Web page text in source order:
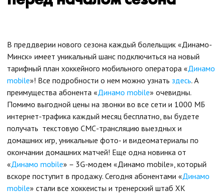
В преддверии нового сезона каждый болельщик «Динамо-
Минск» имеет уникальный шанс подключиться на новый
тарифный план хоккейного мобильного оператора «Динамо
mobile»! Все подробности о нем можно узнать здесь. А
преимущества абонента «Динамо mobile» очевидны.
Помимо выгодной цены на звонки во все сети и 1000 МБ
интернет-трафика каждый месяц бесплатно, вы будете
получать текстовую СМС-трансляцию выездных и
домашних игр, уникальные фото- и видеоматериалы по
окончании домашних матчей! Еще одна новинка от
«Динамо mobile» – 3G-модем «Динамо mobile», который
вскоре поступит в продажу. Сегодня абонентами «Динамо
mobile» стали все хоккеисты и тренерский штаб ХК